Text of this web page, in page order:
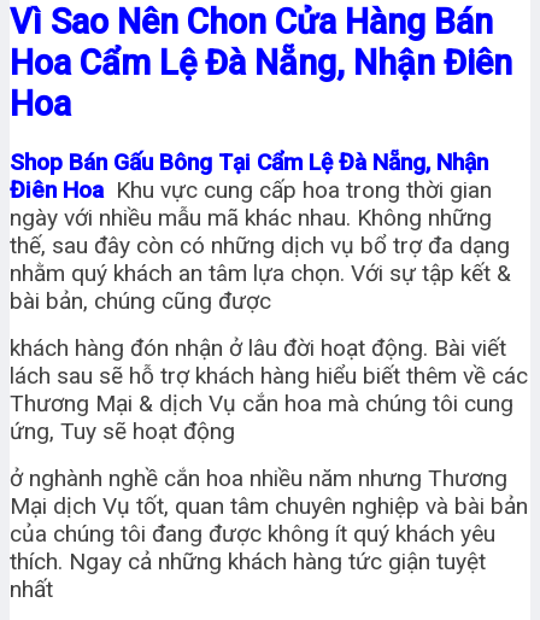
Vì Sao Nên Chon Cửa Hàng Bán
Hoa Cẩm Lệ Đà Nẵng, Nhận Điên
Hoa
Shop Bán Gấu Bông Tại Cẩm Lệ Đà Nẵng, Nhận
Điên Hoa Khu vực cung cấp hoa trong thời gian
ngày với nhiều mẫu mã khác nhau. Không những
thế, sau đây còn có những dịch vụ bổ trợ đa dạng
nhằm quý khách an tâm lựa chọn. Với sự tập kết &
bài bản, chúng cũng được
khách hàng đón nhận ở lâu đời hoạt động. Bài viết
lách sau sẽ hỗ trợ khách hàng hiểu biết thêm về các
Thương Mại & dịch Vụ cắn hoa mà chúng tôi cung
ứng, Tuy sẽ hoạt động
ở nghành nghề cắn hoa nhiều năm nhưng Thương
Mại dịch Vụ tốt, quan tâm chuyên nghiệp và bài bản
của chúng tôi đang được không ít quý khách yêu
thích. Ngay cả những khách hàng tức giận tuyệt
nhất